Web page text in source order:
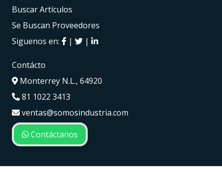
Buscar Artículos
Se Buscan Proveedores
Siguenos en:
| |
Contácto
Monterrey N.L., 64920
81 1022 3413
ventas@somosindustria.com
Contáctanos